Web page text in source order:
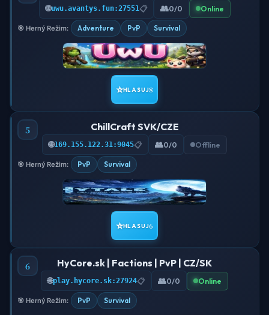
🌐uwu.avantys.fun:27551📋 👥0/0 Online
🎯 Herný Režim: Adventure PvP Survival
⭐HLASUJ8
5 ChillCraft SVK/CZE
🌐169.155.122.31:9045📋 👥0/0 Offline
🎯 Herný Režim: PvP Survival
⭐HLASUJ6
6 HyCore.sk | Factions | PvP | CZ/SK
🌐play.hycore.sk:27924📋 👥0/0 Online
🎯 Herný Režim: PvP Survival